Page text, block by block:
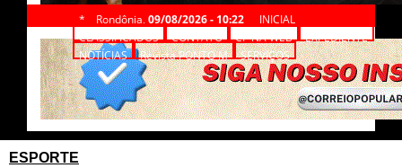
* Rondônia, 09/08/2026 - 10:22
INICIAL
CLASSIFICADOS
CONTATO CP NA WEB
EXPEDIENTE
NOTÍCIAS
Revista PONTO M SERVIÇOS
ESPORTE